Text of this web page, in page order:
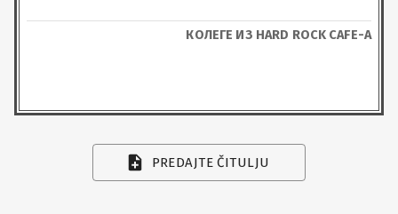
КОЛЕГЕ ИЗ HARD ROCK CAFE-A
PREDAJTE ČITULJU